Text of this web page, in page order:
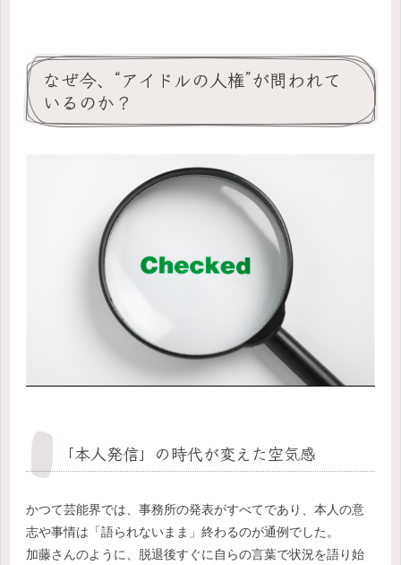
なぜ今、“アイドルの人権”が問われて
いるのか？
「本人発信」の時代が変えた空気感
かつて芸能界では、事務所の発表がすべてであり、本人の意
志や事情は「語られないまま」終わるのが通例でした。
加藤さんのように、脱退後すぐに自らの言葉で状況を語り始